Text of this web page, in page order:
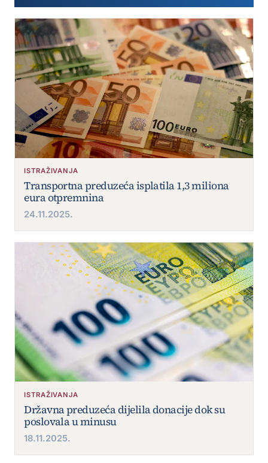
ISTRAŽIVANJA
Transportna preduzeća isplatila 1,3 miliona
eura otpremnina
24.11.2025.
ISTRAŽIVANJA
Državna preduzeća dijelila donacije dok su
poslovala u minusu
18.11.2025.